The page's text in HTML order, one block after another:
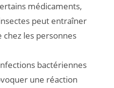
médicaments,
peut entraîner
les personnes
bactériennes
une réaction